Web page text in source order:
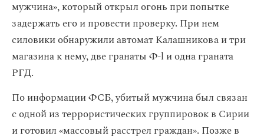
мужчина», который открыл огонь при попытке
задержать его и провести проверку. При нем
силовики обнаружили автомат Калашникова и три
магазина к нему, две гранаты Ф-l и одна граната
РГД.
По информации ФСБ, убитый мужчина был связан
с одной из террористических группировок в Сирии
и готовил «массовый расстрел граждан». Позже в